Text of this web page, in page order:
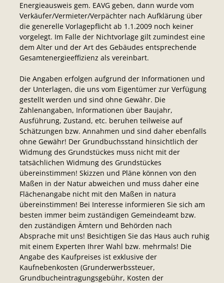
Energieausweis gem. EAVG geben, dann wurde vom
Verkäufer/Vermieter/Verpächter nach Aufklärung über
die generelle Vorlagepflicht ab 1.1.2009 noch keiner
vorgelegt. Im Falle der Nichtvorlage gilt zumindest eine
dem Alter und der Art des Gebäudes entsprechende
Gesamtenergieeffizienz als vereinbart.
Die Angaben erfolgen aufgrund der Informationen und
der Unterlagen, die uns vom Eigentümer zur Verfügung
gestellt werden und sind ohne Gewähr. Die
Zahlenangaben, Informationen über Baujahr,
Ausführung, Zustand, etc. beruhen teilweise auf
Schätzungen bzw. Annahmen und sind daher ebenfalls
ohne Gewähr! Der Grundbuchsstand hinsichtlich der
Widmung des Grundstückes muss nicht mit der
tatsächlichen Widmung des Grundstückes
übereinstimmen! Skizzen und Pläne können von den
Maßen in der Natur abweichen und muss daher eine
Flächenangabe nicht mit den Maßen in natura
übereinstimmen! Bei Interesse informieren Sie sich am
besten immer beim zuständigen Gemeindeamt bzw.
den zuständigen Ämtern und Behörden nach
Absprache mit uns! Besichtigen Sie das Haus auch ruhig
mit einem Experten Ihrer Wahl bzw. mehrmals! Die
Angabe des Kaufpreises ist exklusive der
Kaufnebenkosten (Grunderwerbssteuer,
Grundbucheintragungsgebühr, Kosten der